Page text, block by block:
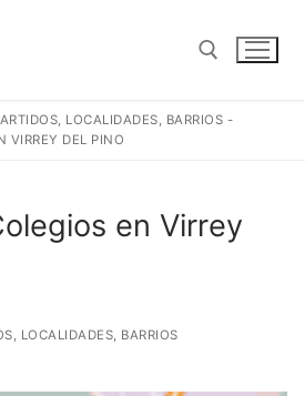
Buscar:
LOCALIDADES, BARRIOS -
VIRREY DEL PINO
en Virrey
LOCALIDADES, BARRIOS